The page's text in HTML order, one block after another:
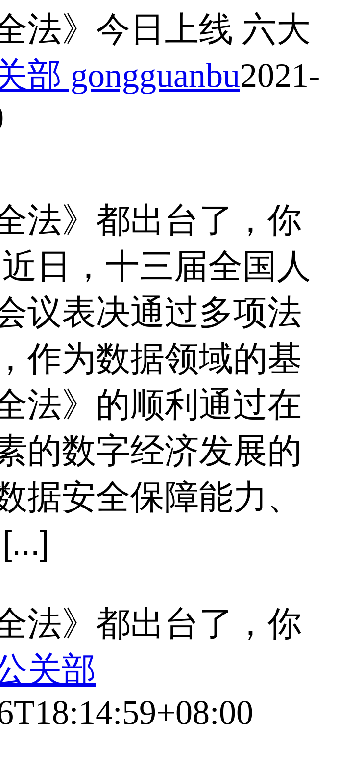
法》今日上线 六大
部 gongguanbu2021-
法》都出台了，你
日，十三届全国人
议表决通过多项法
作为数据领域的基
法》的顺利通过在
的数字经济发展的
据安全保障能力、
法》都出台了，你
关部